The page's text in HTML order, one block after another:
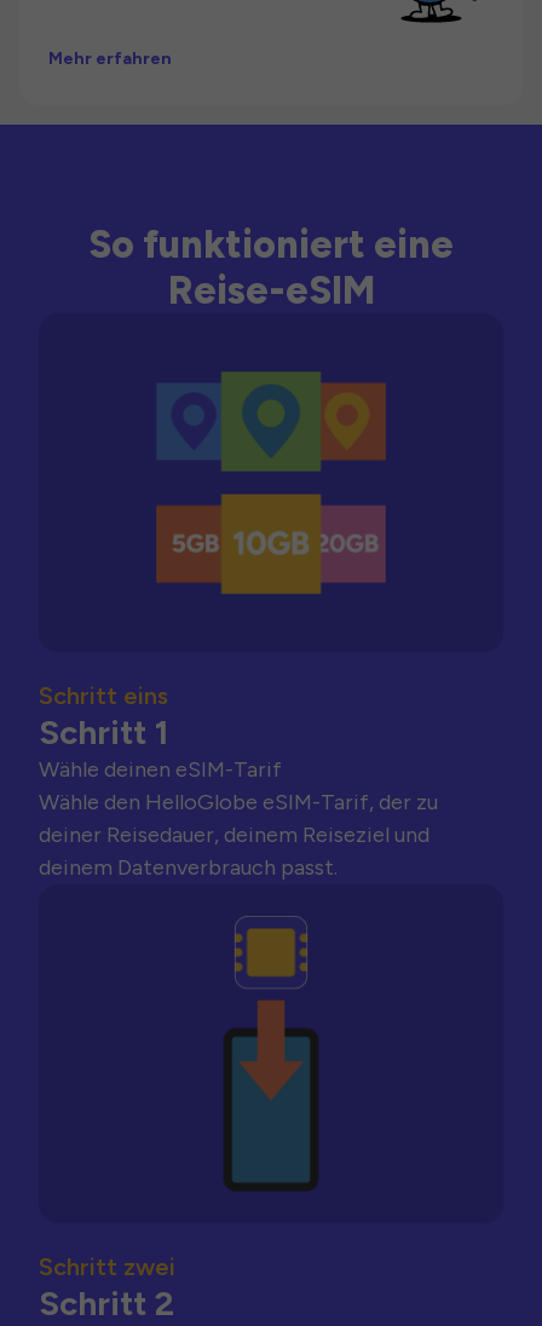
Mehr erfahren
So funktioniert eine
Reise-eSIM
Schritt eins
Schritt 1
Wähle deinen eSIM-Tarif
Wähle den HelloGlobe eSIM-Tarif, der zu
deiner Reisedauer, deinem Reiseziel und
deinem Datenverbrauch passt.
Schritt zwei
Schritt 2